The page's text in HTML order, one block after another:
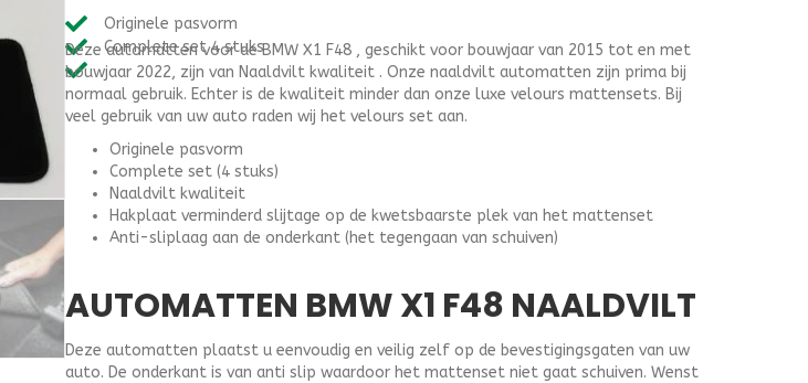
F48
(2015-
2022)
-
Naaldvilt
aantal
Originele pasvorm
Complete set 4 stuks
Deze automatten voor de BMW X1 F48 , geschikt voor bouwjaar van 2015 tot en met
bouwjaar 2022, zijn van Naaldvilt kwaliteit . Onze naaldvilt automatten zijn prima bij
normaal gebruik. Echter is de kwaliteit minder dan onze luxe velours mattensets. Bij
veel gebruik van uw auto raden wij het velours set aan.
Originele pasvorm
Complete set (4 stuks)
Naaldvilt kwaliteit
Hakplaat verminderd slijtage op de kwetsbaarste plek van het mattenset
Anti-sliplaag aan de onderkant (het tegengaan van schuiven)
AUTOMATTEN BMW X1 F48 NAALDVILT
Deze automatten plaatst u eenvoudig en veilig zelf op de bevestigingsgaten van uw
auto. De onderkant is van anti slip waardoor het mattenset niet gaat schuiven. Wenst